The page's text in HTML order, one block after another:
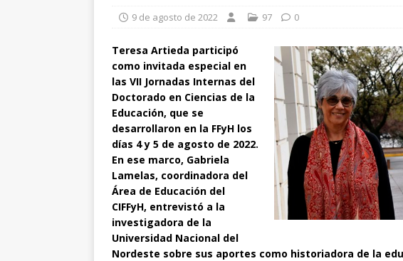
9 de agosto de 2022 97 0
Teresa Artieda participó
como invitada especial en
las VII Jornadas Internas del
Doctorado en Ciencias de la
Educación, que se
desarrollaron en la FFyH los
días 4 y 5 de agosto de 2022.
En ese marco, Gabriela
Lamelas, coordinadora del
Área de Educación del
CIFFyH, entrevistó a la
investigadora de la
Universidad Nacional del
Nordeste sobre sus aportes como historiadora de la